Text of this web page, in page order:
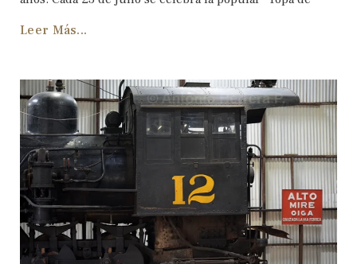
Leer Más...